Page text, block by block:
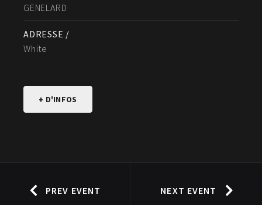
GENELARD
ADRESSE /
White
+ D'INFOS
PREV EVENT NEXT EVENT